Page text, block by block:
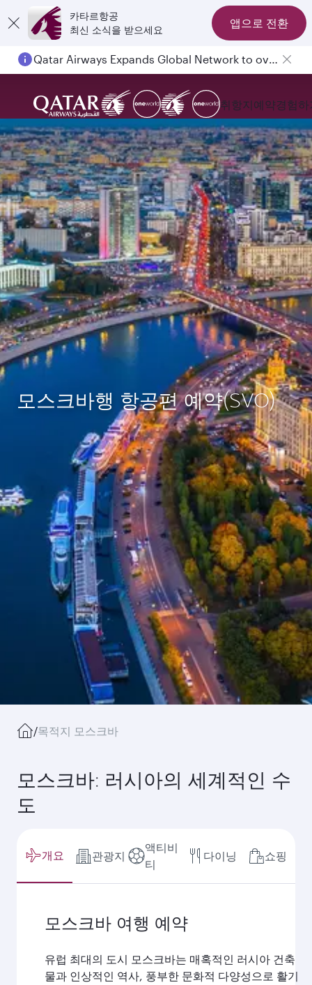
카타르항공
최신 소식을 받으세요
앱으로 전환
Qatar Airways Expands Global Network to over 160 Destinations
취항지예약경험하
모스크바행 항공편 예약(SVO)
/목적지 모스크바
모스크바: 러시아의 세계적인 수
도
개요 관광지
액티비
티
다이닝 쇼핑
모스크바 여행 예약
유럽 최대의 도시 모스크바는 매혹적인 러시아 건축
물과 인상적인 역사, 풍부한 문화적 다양성으로 활기